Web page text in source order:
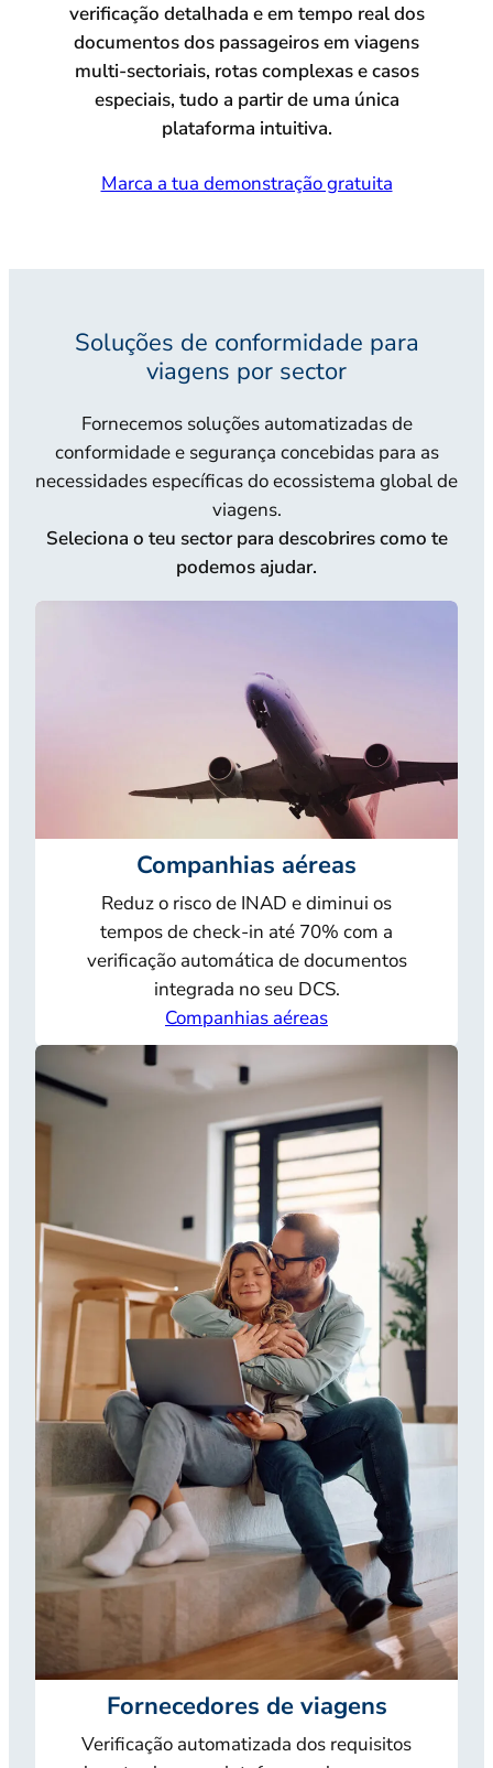
verificação detalhada e em tempo real dos
documentos dos passageiros em viagens
multi-sectoriais, rotas complexas e casos
especiais, tudo a partir de uma única
plataforma intuitiva.
Marca a tua demonstração gratuita
Soluções de conformidade para
viagens por sector
Fornecemos soluções automatizadas de
conformidade e segurança concebidas para as
necessidades específicas do ecossistema global de
viagens.
Seleciona o teu sector para descobrires como te
podemos ajudar.
Companhias aéreas
Reduz o risco de INAD e diminui os
tempos de check-in até 70% com a
verificação automática de documentos
integrada no seu DCS.
Companhias aéreas
Fornecedores de viagens
Verificação automatizada dos requisitos